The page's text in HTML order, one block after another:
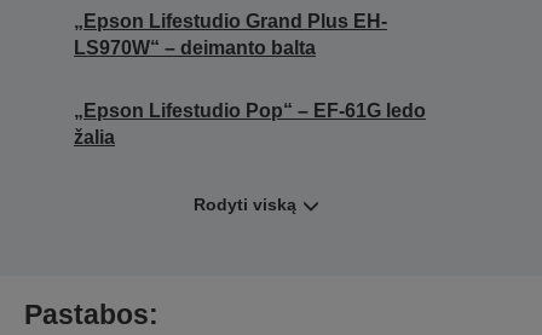
„Epson Lifestudio Grand Plus EH-
LS970W“ – deimanto balta
„Epson Lifestudio Pop“ – EF-61G ledo
žalia
Rodyti viską
Pastabos: